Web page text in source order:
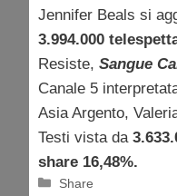
(11,76%)
Jennifer Beals si
3.994.000
Resiste, Sangue
Canale 5
Asia Argento,
Testi vista da
share 16,48%.
Categorie
Share